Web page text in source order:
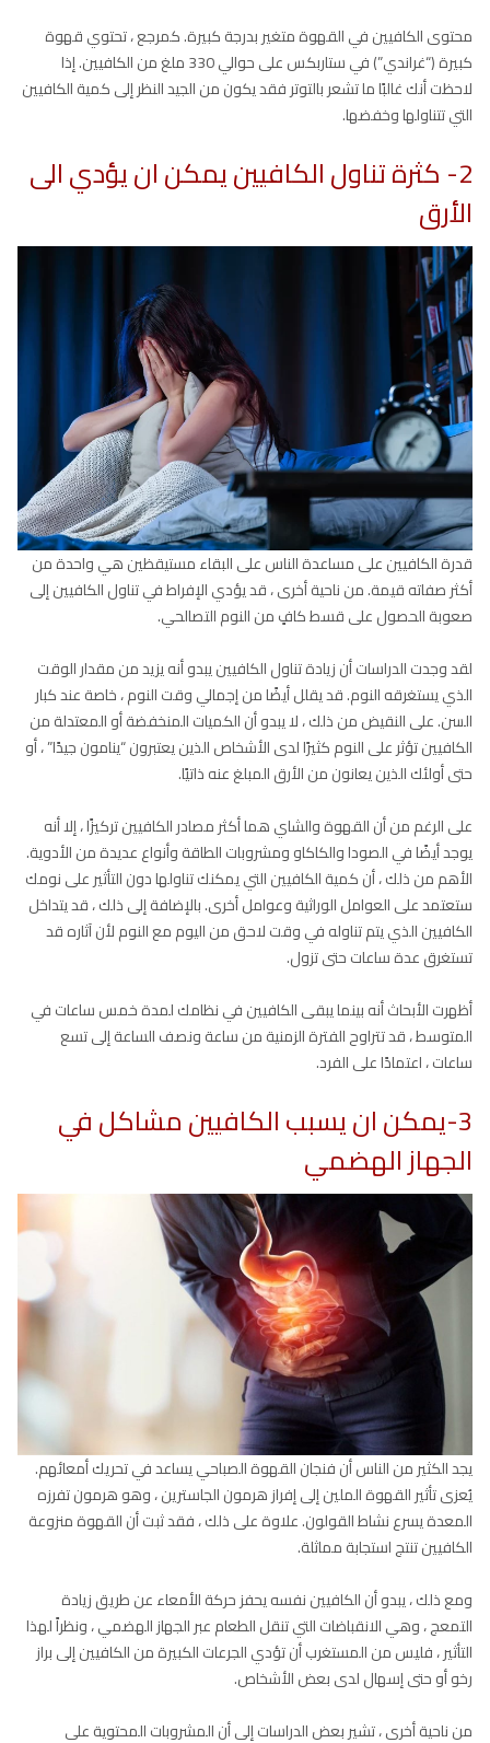
محتوى الكافيين في القهوة متغير بدرجة كبيرة. كمرجع ، تحتوي قهوة
كبيرة (“غراندي”) في ستاربكس على حوالي 330 ملغ من الكافيين. إذا
لاحظت أنك غالبًا ما تشعر بالتوتر فقد يكون من الجيد النظر إلى كمية الكافيين
التي تتناولها وخفضها.
2- كثرة تناول الكافيين يمكن ان يؤدي الى
الأرق
قدرة الكافيين على مساعدة الناس على البقاء مستيقظين هي واحدة من
أكثر صفاته قيمة. من ناحية أخرى ، قد يؤدي الإفراط في تناول الكافيين إلى
صعوبة الحصول على قسط كافٍ من النوم التصالحي.
لقد وجدت الدراسات أن زيادة تناول الكافيين يبدو أنه يزيد من مقدار الوقت
الذي يستغرقه النوم. قد يقلل أيضًا من إجمالي وقت النوم ، خاصة عند كبار
السن. على النقيض من ذلك ، لا يبدو أن الكميات المنخفضة أو المعتدلة من
الكافيين تؤثر على النوم كثيرًا لدى الأشخاص الذين يعتبرون “ينامون جيدًا” ، أو
حتى أولئك الذين يعانون من الأرق المبلغ عنه ذاتيًا.
على الرغم من أن القهوة والشاي هما أكثر مصادر الكافيين تركيزًا ، إلا أنه
يوجد أيضًا في الصودا والكاكاو ومشروبات الطاقة وأنواع عديدة من الأدوية.
الأهم من ذلك ، أن كمية الكافيين التي يمكنك تناولها دون التأثير على نومك
ستعتمد على العوامل الوراثية وعوامل أخرى. بالإضافة إلى ذلك ، قد يتداخل
الكافيين الذي يتم تناوله في وقت لاحق من اليوم مع النوم لأن آثاره قد
تستغرق عدة ساعات حتى تزول.
أظهرت الأبحاث أنه بينما يبقى الكافيين في نظامك لمدة خمس ساعات في
المتوسط ، قد تتراوح الفترة الزمنية من ساعة ونصف الساعة إلى تسع
ساعات ، اعتمادًا على الفرد.
3-يمكن ان يسبب الكافيين مشاكل في
الجهاز الهضمي
يجد الكثير من الناس أن فنجان القهوة الصباحي يساعد في تحريك أمعائهم.
يُعزى تأثير القهوة الملين إلى إفراز هرمون الجاسترين ، وهو هرمون تفرزه
المعدة يسرع نشاط القولون. علاوة على ذلك ، فقد ثبت أن القهوة منزوعة
الكافيين تنتج استجابة مماثلة.
ومع ذلك ، يبدو أن الكافيين نفسه يحفز حركة الأمعاء عن طريق زيادة
التمعج ، وهي الانقباضات التي تنقل الطعام عبر الجهاز الهضمي ، ونظراً لهذا
التأثير ، فليس من المستغرب أن تؤدي الجرعات الكبيرة من الكافيين إلى براز
رخو أو حتى إسهال لدى بعض الأشخاص.
من ناحية أخرى ، تشير بعض الدراسات إلى أن المشروبات المحتوية على